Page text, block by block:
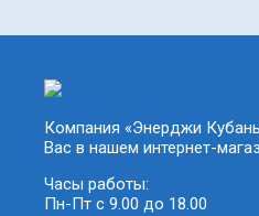
Компания «Энерджи
Вас в нашем интернет-
Часы работы:
Пн-Пт с 9.00 до 18.00